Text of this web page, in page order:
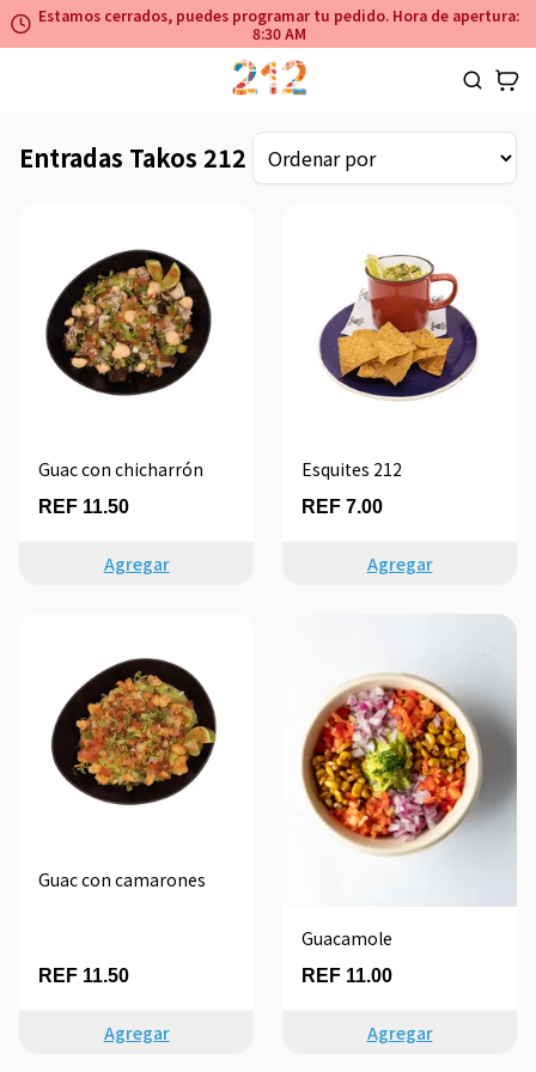
Estamos cerrados, puedes programar tu pedido. Hora de apertura:
8:30 AM
Entradas Takos 212
Guac con chicharrón
REF 11.50
Agregar
Esquites 212
REF 7.00
Agregar
Guac con camarones
REF 11.50
Agregar
Guacamole
REF 11.00
Agregar